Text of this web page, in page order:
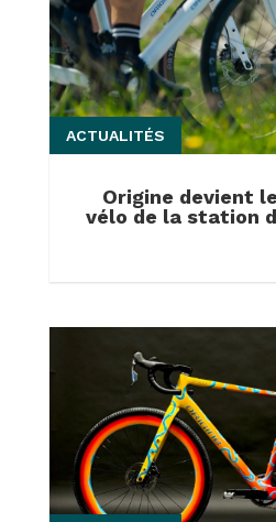
Origine devient
vélo de la station
ACTUALITÉS